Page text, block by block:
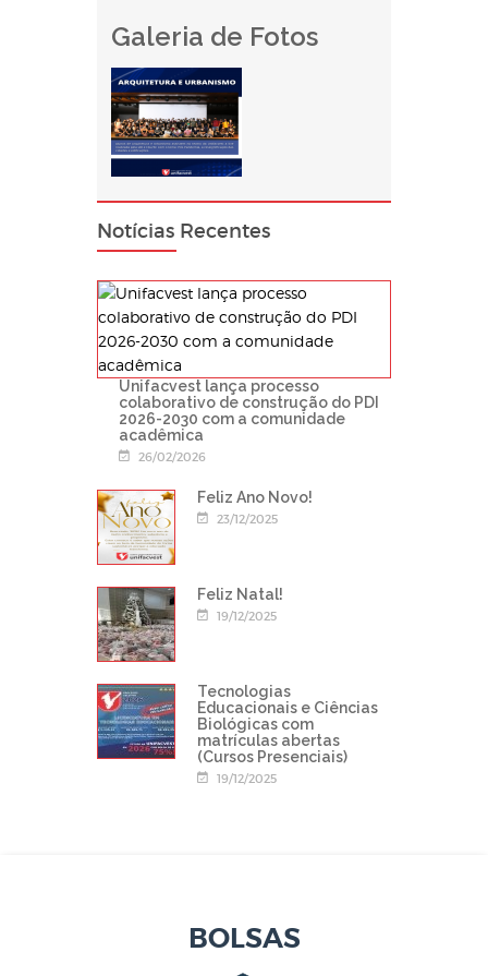
Galeria de Fotos
Notícias Recentes
Unifacvest lança processo
colaborativo de construção do PDI
2026-2030 com a comunidade
acadêmica
26/02/2026
Feliz Ano Novo!
23/12/2025
Feliz Natal!
19/12/2025
Tecnologias
Educacionais e Ciências
Biológicas com
matrículas abertas
(Cursos Presenciais)
19/12/2025
BOLSAS